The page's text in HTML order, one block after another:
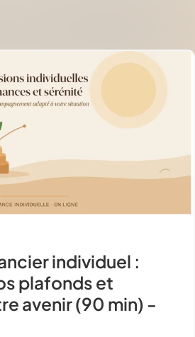
individuel :
plafonds et
avenir (90 min) -